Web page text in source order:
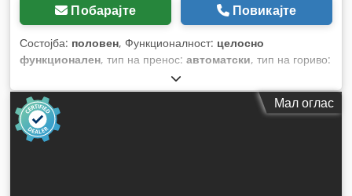
Побарајте Повикајте
Состојба: половен, Функционалност: целосно
функционален, тип на пренос: автоматски, тип на гориво:
7.500 кг
4x2, прва регистрација:10/1977, Година на изградба:1977,
Опрема:
Мал оглас